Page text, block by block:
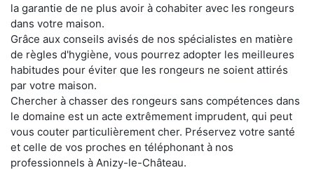
la garantie de ne plus avoir à cohabiter avec les rongeurs
dans votre maison.
Grâce aux conseils avisés de nos spécialistes en matière
de règles d'hygiène, vous pourrez adopter les meilleures
habitudes pour éviter que les rongeurs ne soient attirés
par votre maison.
Chercher à chasser des rongeurs sans compétences dans
le domaine est un acte extrêmement imprudent, qui peut
vous couter particulièrement cher. Préservez votre santé
et celle de vos proches en téléphonant à nos
professionnels à Anizy-le-Château.